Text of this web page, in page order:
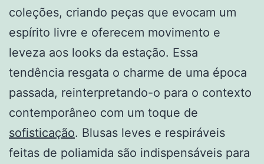
coleções, criando peças que evocam um
espírito livre e oferecem movimento e
leveza aos looks da estação. Essa
tendência resgata o charme de uma época
passada, reinterpretando-o para o contexto
contemporâneo com um toque de
sofisticação. Blusas leves e respiráveis
feitas de poliamida são indispensáveis para